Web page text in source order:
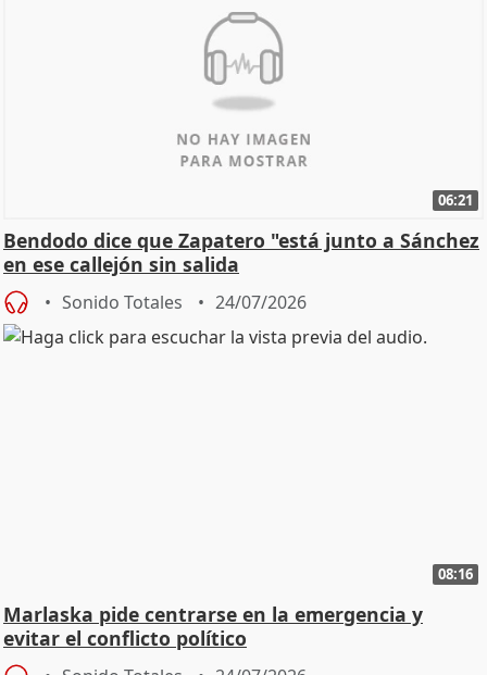
06:21
Bendodo dice que Zapatero "está junto a Sánchez
en ese callejón sin salida
Sonido Totales 24/07/2026
08:16
Marlaska pide centrarse en la emergencia y
evitar el conflicto político